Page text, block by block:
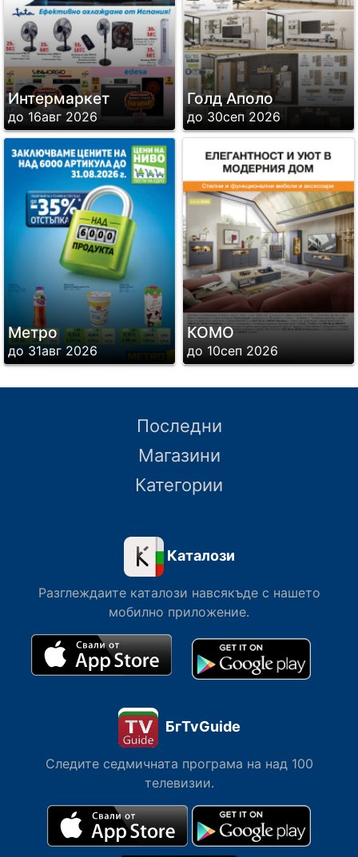
Интермаркет
до 16авг 2026
Голд Аполо
до 30сеп 2026
Метро
до 31авг 2026
КОМО
до 10сеп 2026
Последни
Магазини
Категории
Каталози
Разглеждаите каталози навсякъде с нашето
мобилно приложение.
БгTvGuide
Следите седмичната програма на над 100
телевизии.